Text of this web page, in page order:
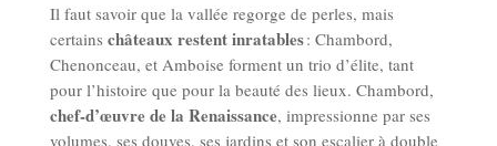
Il faut savoir que la vallée regorge de perles, mais
certains châteaux restent inratables: Chambord,
Chenonceau, et Amboise forment un trio d’élite, tant
pour l’histoire que pour la beauté des lieux. Chambord,
chef-d’œuvre de la Renaissance, impressionne par ses
volumes, ses douves, ses jardins et son escalier à double